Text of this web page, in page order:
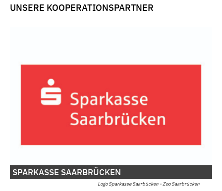
UNSERE KOOPERATIONSPARTNER
Logo Sparkasse Saarbücken - Zoo Saarbrücken
SPARKASSE SAARBRÜCKEN